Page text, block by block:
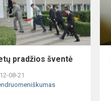
pradžios šventė
08-21